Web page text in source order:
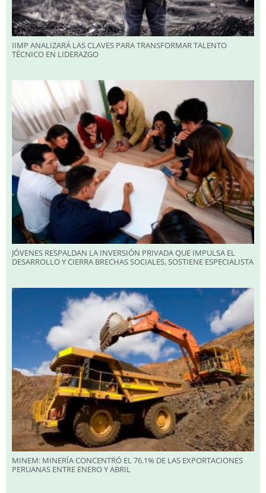
IIMP ANALIZARÁ LAS CLAVES PARA TRANSFORMAR TALENTO
TÉCNICO EN LIDERAZGO
JÓVENES RESPALDAN LA INVERSIÓN PRIVADA QUE IMPULSA EL
DESARROLLO Y CIERRA BRECHAS SOCIALES, SOSTIENE ESPECIALISTA
MINEM: MINERÍA CONCENTRÓ EL 76.1% DE LAS EXPORTACIONES
PERUANAS ENTRE ENERO Y ABRIL